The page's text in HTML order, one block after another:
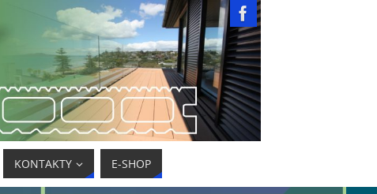
KONTAKTY E-SHOP